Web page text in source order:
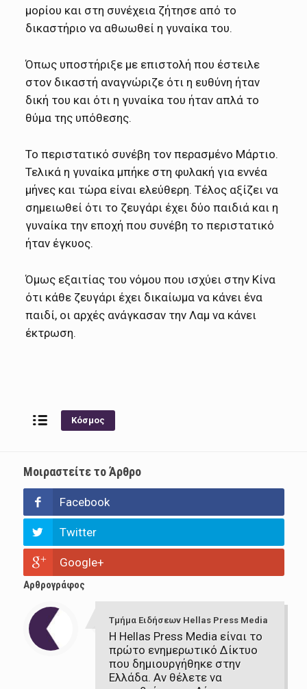
μορίου και στη συνέχεια ζήτησε από το
δικαστήριο να αθωωθεί η γυναίκα του.
Όπως υποστήριξε με επιστολή που έστειλε
στον δικαστή αναγνώριζε ότι η ευθύνη ήταν
δική του και ότι η γυναίκα του ήταν απλά το
θύμα της υπόθεσης.
Το περιστατικό συνέβη τον περασμένο Μάρτιο.
Τελικά η γυναίκα μπήκε στη φυλακή για εννέα
μήνες και τώρα είναι ελεύθερη. Τέλος αξίζει να
σημειωθεί ότι το ζευγάρι έχει δύο παιδιά και η
γυναίκα την εποχή που συνέβη το περιστατικό
ήταν έγκυος.
Όμως εξαιτίας του νόμου που ισχύει στην Κίνα
ότι κάθε ζευγάρι έχει δικαίωμα να κάνει ένα
παιδί, οι αρχές ανάγκασαν την Λαμ να κάνει
έκτρωση.
Κόσμος
Μοιραστείτε το Άρθρο
Facebook
Twitter
Google+
Αρθρογράφος
Τμήμα Ειδήσεων Hellas Press Media
Η Hellas Press Media είναι το
πρώτο ενημερωτικό Δίκτυο
που δημιουργήθηκε στην
Ελλάδα. Αν θέλετε να